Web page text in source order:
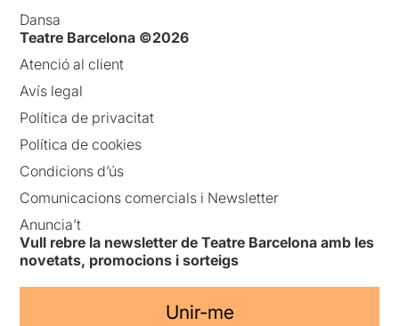
Dansa
Teatre Barcelona ©2026
Atenció al client
Avís legal
Política de privacitat
Política de cookies
Condicions d’ús
Comunicacions comercials i Newsletter
Anuncia’t
Vull rebre la newsletter de Teatre Barcelona amb les
novetats, promocions i sorteigs
Unir-me